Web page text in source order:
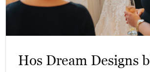
Hos Dream Designs